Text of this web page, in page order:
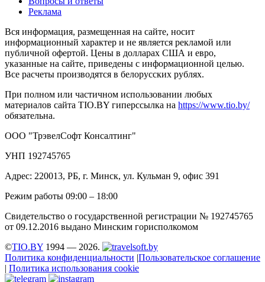
Реклама
Вся информация, размещенная на сайте, носит
информационный характер и не является рекламой или
публичной офертой. Цены в долларах США и евро,
указанные на сайте, приведены с информационной целью.
Все расчеты производятся в белорусских рублях.
При полном или частичном использовании любых
материалов сайта TIO.BY гиперссылка на https://www.tio.by/
обязательна.
ООО "ТрэвелСофт Консалтинг"
УНП 192745765
Адрес: 220013, РБ, г. Минск, ул. Кульман 9, офис 391
Режим работы 09:00 – 18:00
Свидетельство о государственной регистрации № 192745765
от 09.12.2016 выдано Минским горисполкомом
©TIO.BY 1994 — 2026.
Политика конфиденциальности |Пользовательское соглашение
| Политика использования cookie